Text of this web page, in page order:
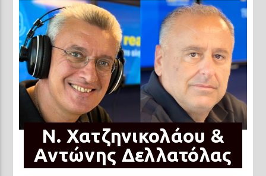
N. Χατζηνικολάου &
Αντώνης Δελλατόλας